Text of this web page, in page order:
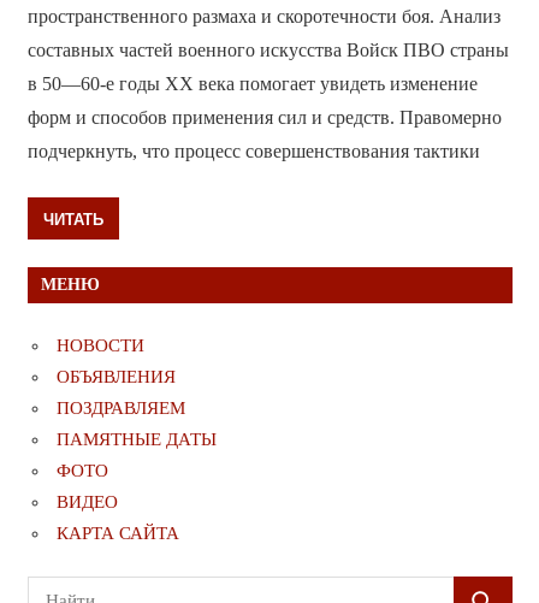
пространственного размаха и скоротечности боя. Анализ
составных частей военного искусства Войск ПВО страны
в 50—60-е годы ХХ века помогает увидеть изменение
форм и способов применения сил и средств. Правомерно
подчеркнуть, что процесс совершенствования тактики
ЧИТАТЬ
МЕНЮ
НОВОСТИ
ОБЪЯВЛЕНИЯ
ПОЗДРАВЛЯЕМ
ПАМЯТНЫЕ ДАТЫ
ФОТО
ВИДЕО
КАРТА САЙТА
Поиск